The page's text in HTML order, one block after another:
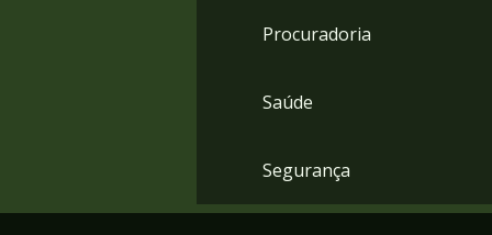
Procuradoria
Saúde
Segurança